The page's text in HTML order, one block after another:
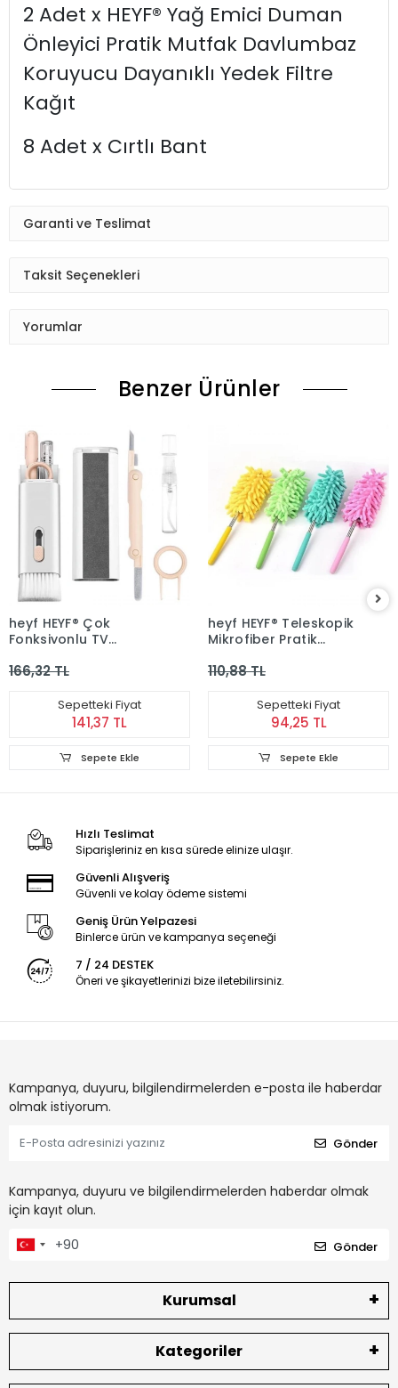
2 Adet x HEYF® Yağ Emici Duman
Önleyici Pratik Mutfak Davlumbaz
Koruyucu Dayanıklı Yedek Filtre
Kağıt
8 Adet x Cırtlı Bant
Garanti ve Teslimat
Taksit Seçenekleri
Yorumlar
Benzer Ürünler
heyf HEYF® Çok
Fonksiyonlu TV
Kulaklık Fırçalı Spreyli
166,32 TL
Sepetteki Fiyat
141,37 TL
Sepete Ekle
heyf HEYF® Teleskopik
Mikrofiber Pratik
Fırçası Aparatı
110,88 TL
Sepetteki Fiyat
94,25 TL
Sepete Ekle
Hızlı Teslimat
Siparişleriniz en kısa sürede elinize ulaşır.
Güvenli Alışveriş
Güvenli ve kolay ödeme sistemi
Geniş Ürün Yelpazesi
Binlerce ürün ve kampanya seçeneği
7 / 24 DESTEK
Öneri ve şikayetlerinizi bize iletebilirsiniz.
Kampanya, duyuru, bilgilendirmelerden e-posta ile haberdar
olmak istiyorum.
Gönder
Kampanya, duyuru ve bilgilendirmelerden haberdar olmak
için kayıt olun.
Gönder
Kurumsal
Kategoriler